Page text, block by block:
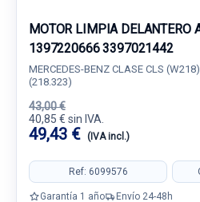
MOTOR LIMPIA DELANTERO
1397220666 3397021442
MERCEDES-BENZ CLASE CLS
(218.323)
43,00 €
40,85 € sin IVA.
49,43 € (IVA incl.)
Ref: 6099576
Garantía 1 año Envío 24-48h